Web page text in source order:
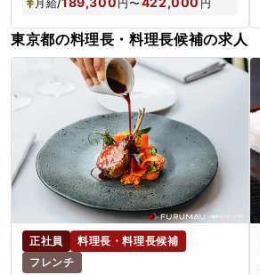
月給/ 円 〜 円
東京都の料理長・料理長候補の求人
正社員
料理長・料理長候補
フレンチ